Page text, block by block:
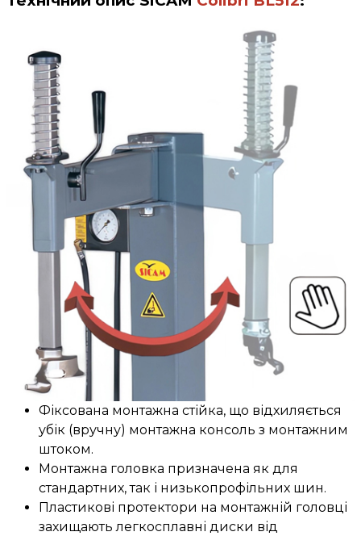
Фіксована монтажна стійка, що відхиляється
убік (вручну) монтажна консоль з монтажним
штоком.
Монтажна головка призначена як для
стандартних, так і низькопрофільних шин.
Пластикові протектори на монтажній головці
захищають легкосплавні диски від